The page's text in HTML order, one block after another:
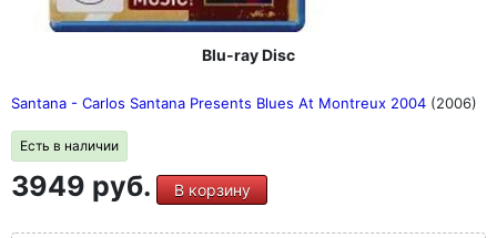
Blu-ray Disc
Santana - Carlos Santana Presents Blues At Montreux 2004 (2006)
Есть в наличии
3949 руб. В корзину